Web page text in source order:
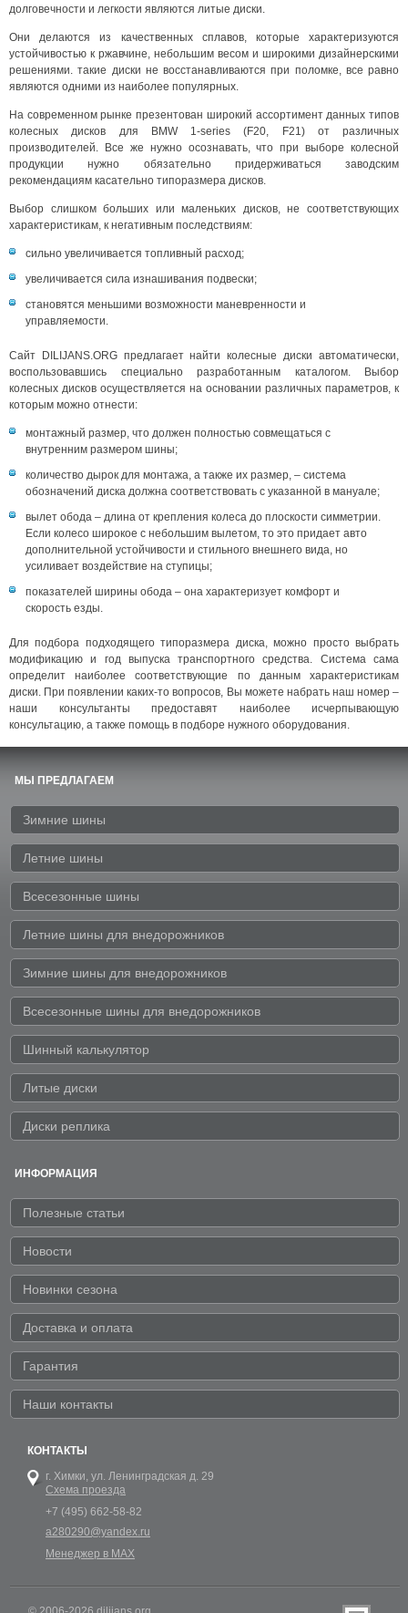
долговечности и легкости являются литые диски.
Они делаются из качественных сплавов, которые характеризуются
устойчивостью к ржавчине, небольшим весом и широкими дизайнерскими
решениями. такие диски не восстанавливаются при поломке, все равно
являются одними из наиболее популярных.
На современном рынке презентован широкий ассортимент данных типов
колесных дисков для BMW 1-series (F20, F21) от различных
производителей. Все же нужно осознавать, что при выборе колесной
продукции нужно обязательно придерживаться заводским
рекомендациям касательно типоразмера дисков.
Выбор слишком больших или маленьких дисков, не соответствующих
характеристикам, к негативным последствиям:
сильно увеличивается топливный расход;
увеличивается сила изнашивания подвески;
становятся меньшими возможности маневренности и
управляемости.
Сайт DILIJANS.ORG предлагает найти колесные диски автоматически,
воспользовавшись специально разработанным каталогом. Выбор
колесных дисков осуществляется на основании различных параметров, к
которым можно отнести:
монтажный размер, что должен полностью совмещаться с
внутренним размером шины;
количество дырок для монтажа, а также их размер, – система
обозначений диска должна соответствовать с указанной в мануале;
вылет обода – длина от крепления колеса до плоскости симметрии.
Если колесо широкое с небольшим вылетом, то это придает авто
дополнительной устойчивости и стильного внешнего вида, но
усиливает воздействие на ступицы;
показателей ширины обода – она характеризует комфорт и
скорость езды.
Для подбора подходящего типоразмера диска, можно просто выбрать
модификацию и год выпуска транспортного средства. Система сама
определит наиболее соответствующие по данным характеристикам
диски. При появлении каких-то вопросов, Вы можете набрать наш номер –
наши консультанты предоставят наиболее исчерпывающую
консультацию, а также помощь в подборе нужного оборудования.
МЫ ПРЕДЛАГАЕМ
Зимние шины
Летние шины
Всесезонные шины
Летние шины для внедорожников
Зимние шины для внедорожников
Всесезонные шины для внедорожников
Шинный калькулятор
Литые диски
Диски реплика
ИНФОРМАЦИЯ
Полезные статьи
Новости
Новинки сезона
Доставка и оплата
Гарантия
Наши контакты
КОНТАКТЫ
г. Химки, ул. Ленинградская д. 29
Схема проезда
+7 (495) 662-58-82
a280290@yandex.ru
Менеджер в MAX